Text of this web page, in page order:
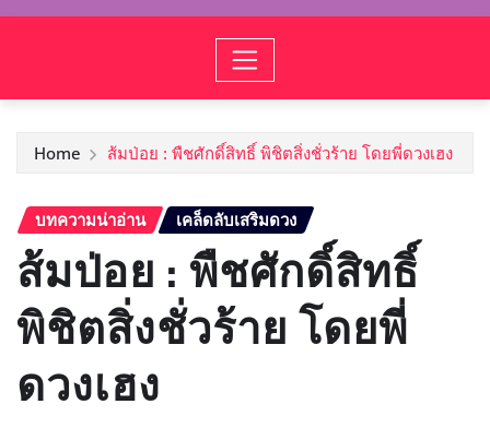
Home ส้มป่อย : พืชศักดิ์สิทธิ์ พิชิตสิ่งชั่วร้าย โดยพี่ดวงเฮง
บทความน่าอ่าน เคล็ดลับเสริมดวง
ส้มป่อย : พืชศักดิ์สิทธิ์
พิชิตสิ่งชั่วร้าย โดยพี่
ดวงเฮง